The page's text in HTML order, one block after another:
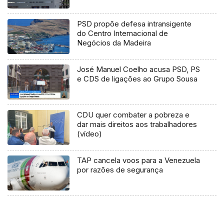
PSD propõe defesa intransigente
do Centro Internacional de
Negócios da Madeira
José Manuel Coelho acusa PSD, PS
e CDS de ligações ao Grupo Sousa
CDU quer combater a pobreza e
dar mais direitos aos trabalhadores
(vídeo)
TAP cancela voos para a Venezuela
por razões de segurança